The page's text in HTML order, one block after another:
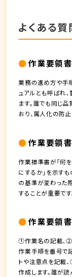
よくある質
作業要領
業務の進め方や手
ュアルとも呼ばれ
ます。誰でも同じ
おり、属人化の防
作業要領
作業標準書が「何
にするか」を示す
の基準が変わった
することが重要です
作業要領書
①作業名の記載、②
作業手順を番号で
トや注意点を記載
作成します。誰が